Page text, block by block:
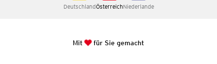
DeutschlandÖsterreichNiederlande
Mit für Sie gemacht